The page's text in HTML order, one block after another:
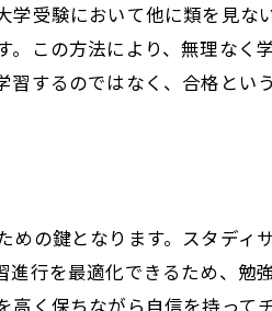
で成果を出す勉強法
の教師陣による質の高い指導
現に向けたサポート体制
格を目指すための必勝法
のモチベーションを高める環境
受験において他に類を見
この方法により、無理な
するのではなく、合格と
の鍵となります。スタデ
行を最適化できるため、勉
く保ちながら自信を持って